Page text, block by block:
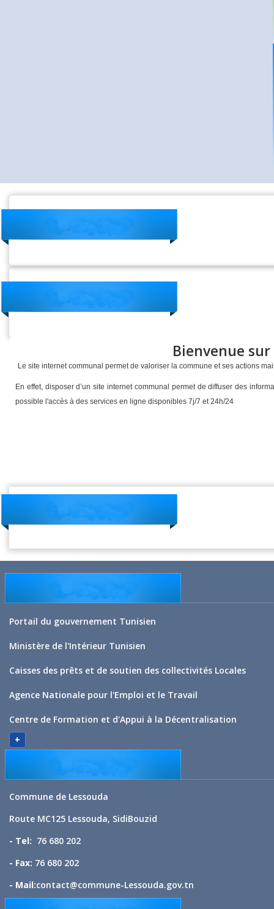
Bienvenue
Le site internet communal permet de valoriser la commune et ses actions
En effet, disposer d’un site internet communal permet de diffuser des
possible l'accès à des services en ligne disponibles 7j/7 et 24h/24
Portail du gouvernement Tunisien
Ministère de l'Intérieur Tunisien
Caisses des prêts et de soutien des collectivités Locales
Agence Nationale pour l'Emploi et le Travail
Centre de Formation et d'Appui à la Décentralisation
+
Commune de Lessouda
Route MC125 Lessouda, SidiBouzid
- Tel: 76 680 202
- Fax: 76 680 202
- Mail:contact@commune-Lessouda.gov.tn